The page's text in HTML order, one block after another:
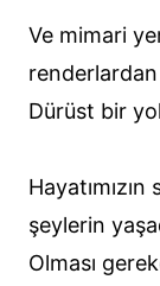
Ve mimari
Dürüst bir
şeylerin
Olması